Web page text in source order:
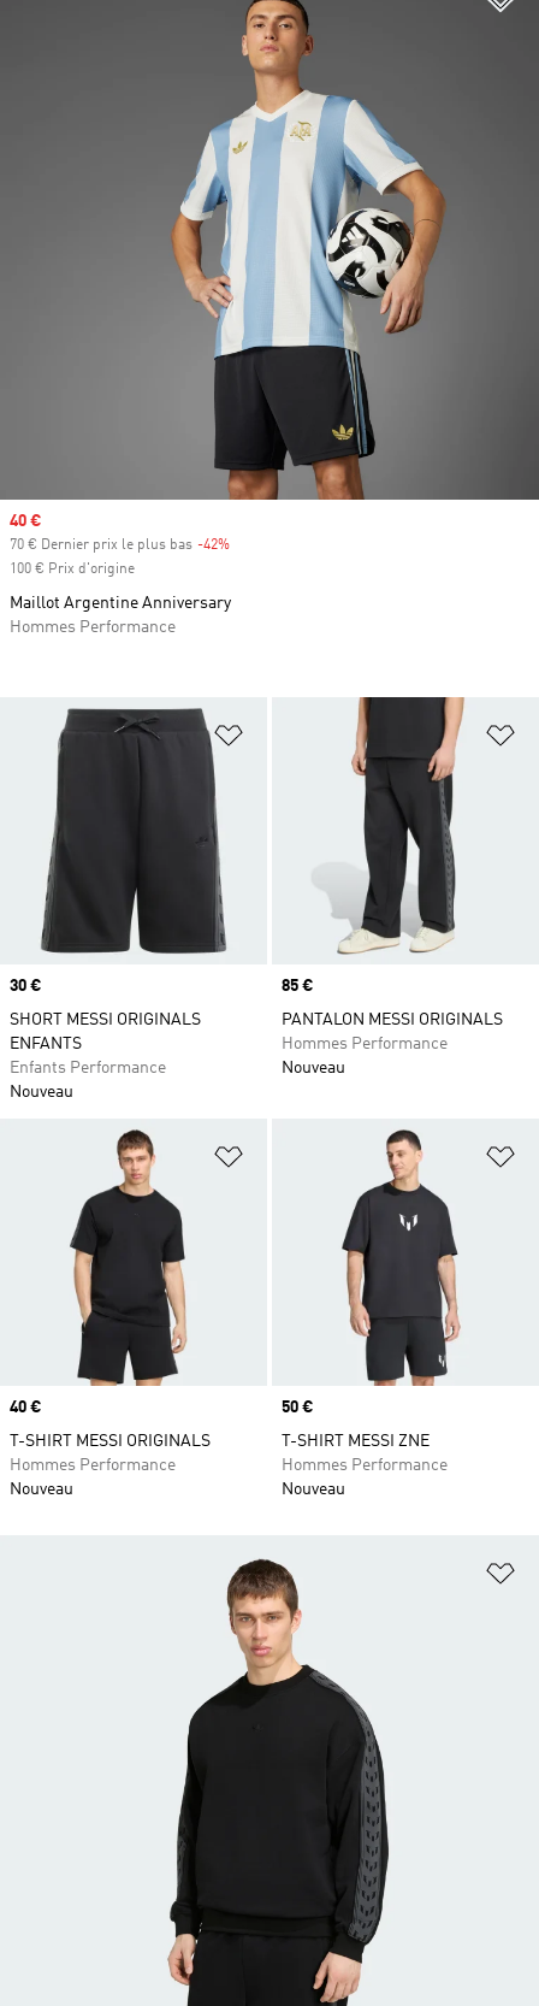
Ajouter à la Liste de produits
Prix
30 €
SHORT MESSI ORIGINALS
ENFANTS
Enfants Performance
Nouveau
Prix
85 €
PANTALON MESSI ORIGINALS
Hommes Performance
Nouveau
Ajouter à la Liste de produits
Prix
40 €
T-SHIRT MESSI ORIGINALS
Hommes Performance
Nouveau
Prix
50 €
T-SHIRT MESSI ZNE
Hommes Performance
Nouveau
Prix soldé
40 €
70 € Dernier prix le plus bas -42%
100 € Prix d'origine
Maillot Argentine Anniversary
Hommes Performance